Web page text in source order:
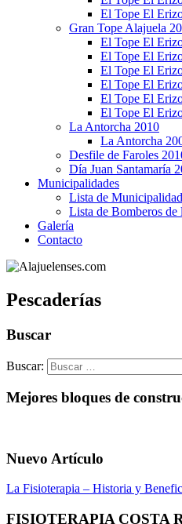
El Tope El
Gran Tope Alajuela
El Tope El
El Tope El
El Tope El
El Tope El
El Tope El
El Tope El
La Antorcha 2010
La Antorcha
Desfile de Faroles
Día Juan Santamaría
Municipalidades
Lista de
Lista de Bomberos
Galería
Contacto
Pescaderías
Buscar
Buscar:
Mejores bloques de
Nuevo Artículo
La Fisioterapia – Historia y
FISIOTERAPIA COSTA